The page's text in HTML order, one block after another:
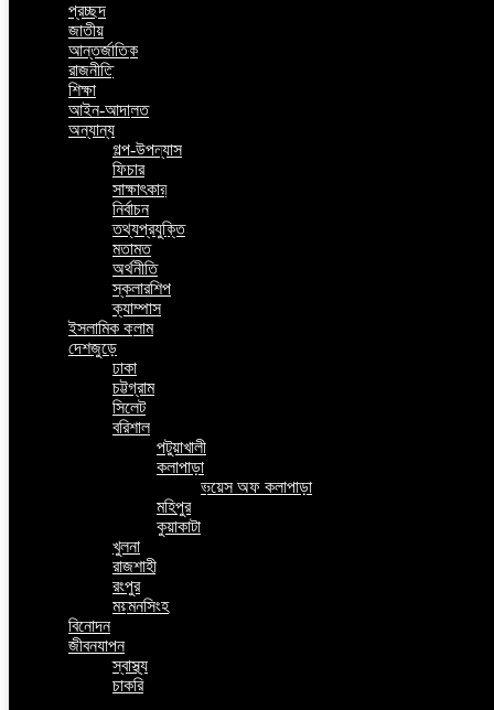
প্রচ্ছদ
জাতীয়
আন্তর্জাতিক
রাজনীতি
শিক্ষা
আইন-আদালত
অন্যান্য
গল্প-উপন্যাস
ফিচার
সাক্ষাৎকার
নির্বাচন
তথ্যপ্রযুক্তি
মতামত
অর্থনীতি
স্কলারশিপ
ক্যাম্পাস
ইসলামিক কলাম
দেশজুড়ে
ঢাকা
চট্টগ্রাম
সিলেট
বরিশাল
পটুয়াখালী
কলাপাড়া
ভয়েস অফ কলাপাড়া
মহিপুর
কুয়াকাটা
খুলনা
রাজশাহী
রংপুর
ময়মনসিংহ
বিনোদন
জীবনযাপন
স্বাস্থ্য
চাকরি